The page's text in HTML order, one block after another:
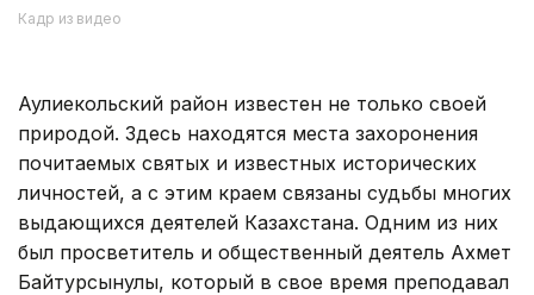
Кадр из видео
Аулиекольский район известен не только своей
природой. Здесь находятся места захоронения
почитаемых святых и известных исторических
личностей, а с этим краем связаны судьбы многих
выдающихся деятелей Казахстана. Одним из них
был просветитель и общественный деятель Ахмет
Байтурсынулы, который в свое время преподавал